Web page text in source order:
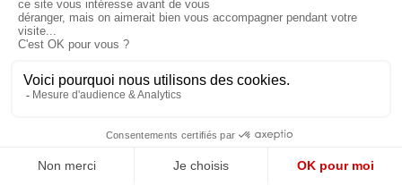
NOUS CONTACTER
POLITIQUE DE CONFIDENTIALITÉ
NEWSLETTER